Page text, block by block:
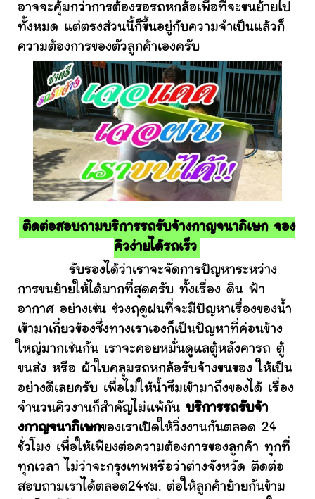
อาจจะคุ้มกว่าการต้องรอรถหกล้อเพื่อที่จะขนย้ายไป
ทั้งหมด แต่ตรงส่วนนี้ก็ขึ้นอยู่กับความจำเป็นแล้วก็
ความต้องการของตัวลูกค้าเองครับ
ติดต่อสอบถามบริการรถรับจ้างกาญจนาภิเษก จอง
คิวง่ายได้รถเร็ว
รับรองได้ว่าเราจะจัดการปัญหาระหว่าง
การขนย้ายให้ได้มากที่สุดครับ ทั้งเรื่อง ดิน ฟ้า
อากาศ อย่างเช่น ช่วงฤดูฝนที่จะมีปัญหาเรื่องของน้ำ
เข้ามาเกี่ยวข้องซึ่งทางเราเองก็เป็นปัญหาที่ค่อนข้าง
ใหญ่มากเช่นกัน เราจะคอยหมั่นดูแลตู้หลังคารถ ตู้
ขนส่ง หรือ ผ้าใบคลุมรถหกล้อรับจ้างขนของ ให้เป็น
อย่างดีเลยครับ เพื่อไม่ให้น้ำซึมเข้ามาถึงของได้ เรื่อง
จำนวนคิวงานก็สำคัญไม่แพ้กันบริการรถรับจ้า
งกาญจนาภิเษกของเราเปิดให้วิ่งงานกันตลอด 24
ชั่วโมง เพื่อให้เพียงต่อความต้องการของลูกค้า ทุกที่
ทุกเวลา ไม่ว่าจะกรุงเทพหรือว่าต่างจังหวัด ติดต่อ
สอบถามเราได้ตลอด24ชม. ต่อให้ลูกค้าย้ายกันข้าม